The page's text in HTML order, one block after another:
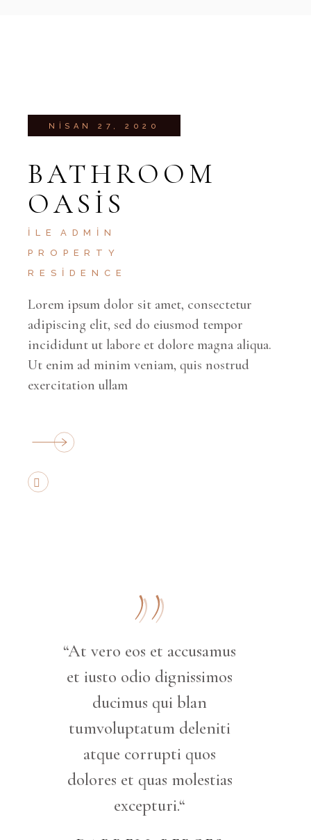
NISAN 27, 2020
BATHROOM
OASIS
İLE
ADMIN
PROPERTY
RESIDENCE
Lorem ipsum dolor sit amet, consectetur
adipiscing elit, sed do eiusmod tempor
incididunt ut labore et dolore magna aliqua.
Ut enim ad minim veniam, quis nostrud
exercitation ullam
“At vero eos et accusamus
et iusto odio dignissimos
ducimus qui blan
tumvoluptatum deleniti
atque corrupti quos
dolores et quas molestias
excepturi.“